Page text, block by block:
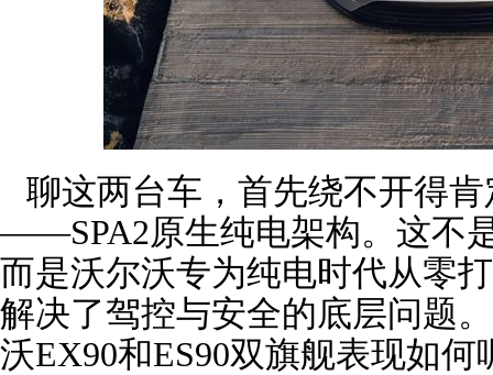
聊这两台车，首先绕不开得
——SPA2原生纯电架构。这不
而是沃尔沃专为纯电时代从零
解决了驾控与安全的底层问题
沃EX90和ES90双旗舰表现如何